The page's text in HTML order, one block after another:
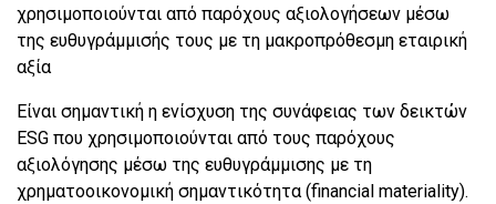
χρησιμοποιούνται από παρόχους αξιολογήσεων μέσω
της ευθυγράμμισής τους με τη μακροπρόθεσμη εταιρική
αξία
Είναι σημαντική η ενίσχυση της συνάφειας των δεικτών
ESG που χρησιμοποιούνται από τους παρόχους
αξιολόγησης μέσω της ευθυγράμμισης με τη
χρηματοοικονομική σημαντικότητα (financial materiality).